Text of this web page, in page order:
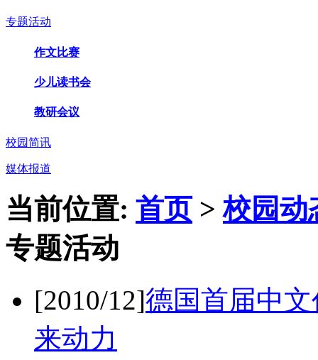
专题活动
作文比赛
少儿读书会
教研会议
校园简讯
媒体报道
当前位置: 首页>校园动
专题活动
[2010/12]德国首届中
来动力